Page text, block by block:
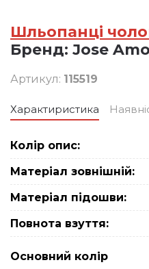
Шльопанці
Бренд: Jose
Артикул: 115519
Характиристика
Колір опис:
Матеріал зовнішній:
Матеріал підошви:
Повнота взуття:
Основний колiр